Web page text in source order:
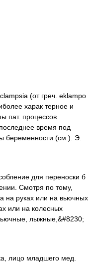
(от греч. eklampo
харак терное и
пат. процессов
время под
беременности (см.). Э.
для переноски б
Смотря по тому,
на руках или на вьючных
или на колесных
лыжные,&#8230;
лицо младшего мед.